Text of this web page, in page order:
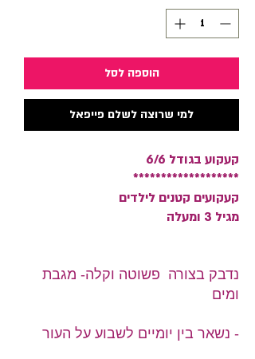
הוספה לסל
למי שרוצה לשלם פייפאל
קעקוע בגודל 6/6
*******************
קעקועים קטנים לילדים
מגיל 3 ומעלה
נדבק בצורה פשוטה וקלה- מגבת
ומים
- נשאר בין יומיים לשבוע על העור